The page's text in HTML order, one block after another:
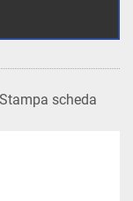
Stampa scheda